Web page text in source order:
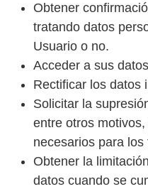
Obtener
tratando datos
Usuario o no.
Acceder a sus
Rectificar los datos
Solicitar la
entre otros
necesarios para
Obtener la
datos cuando se